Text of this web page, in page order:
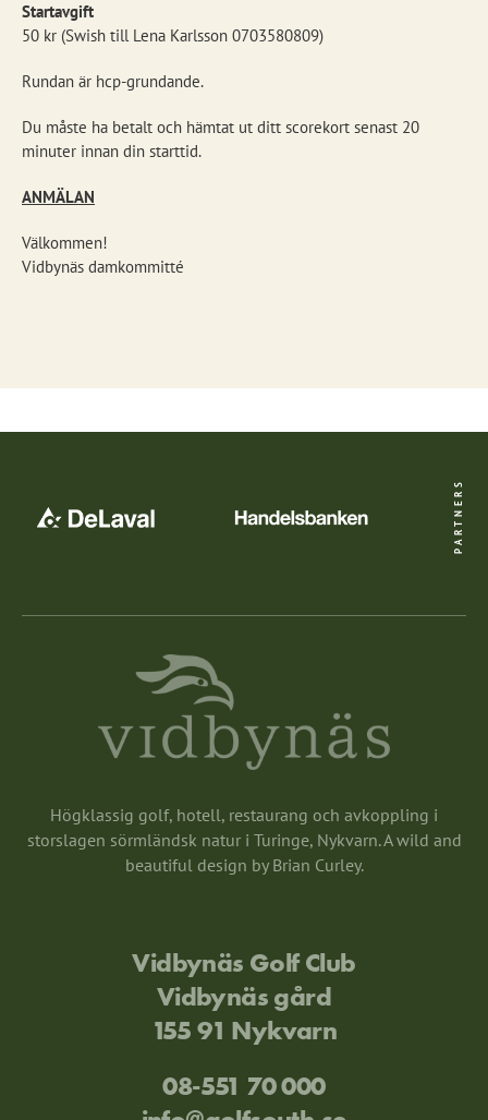
Startavgift
50 kr (Swish till Lena Karlsson 0703580809)
Rundan är hcp-grundande.
Du måste ha betalt och hämtat ut ditt scorekort senast 20
minuter innan din starttid.
ANMÄLAN
Välkommen!
Vidbynäs damkommitté
PARTNERS
Högklassig golf, hotell, restaurang och avkoppling i
storslagen sörmländsk natur i Turinge, Nykvarn. A wild and
beautiful design by Brian Curley.
Vidbynäs Golf Club
Vidbynäs gård
155 91 Nykvarn
08-551 70 000